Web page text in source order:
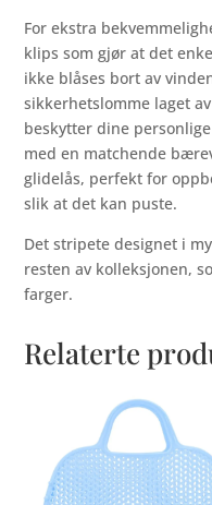
For ekstra
klips som gjør at det
ikke blåses bort av
sikkerhetslomme laget
beskytter dine
med en matchende
glidelås, perfekt for
slik at det kan puste.
Det stripete designet i
resten av kolleksjonen,
farger.
Relaterte